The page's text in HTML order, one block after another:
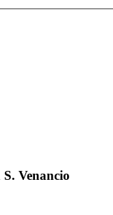
Venancio